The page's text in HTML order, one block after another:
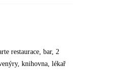
restaurace, bar, 2
knihovna, lékař